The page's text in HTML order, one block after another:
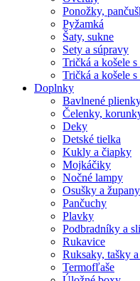
Ponožky,
Pyžamká
Šaty, sukne
Sety a súpravy
Tričká a košele
Tričká a košele
Doplnky
Bavlnené
Čelenky,
Deky
Detské tielka
Kukly a čiapky
Mojkáčiky
Nočné lampy
Osušky a župany
Pančuchy
Plavky
Podbradníky a
Rukavice
Ruksaky, tašky
Termofľaše